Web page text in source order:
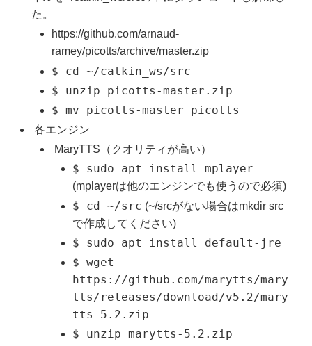
た。
https://github.com/arnaud-
ramey/picotts/archive/master.zip
$ cd ~/catkin_ws/src
$ unzip picotts-master.zip
$ mv picotts-master picotts
各エンジン
MaryTTS（クオリティが高い）
$ sudo apt install mplayer
(mplayerは他のエンジンでも使うので必須)
$ cd ~/src (~/srcがない場合はmkdir src
で作成してください)
$ sudo apt install default-jre
$ wget
https://github.com/marytts/mary
tts/releases/download/v5.2/mary
tts-5.2.zip
$ unzip marytts-5.2.zip